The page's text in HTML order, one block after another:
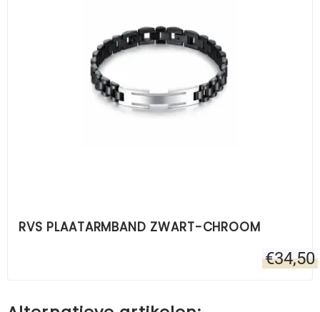
RVS PLAATARMBAND ZWART-CHROOM
€34,50